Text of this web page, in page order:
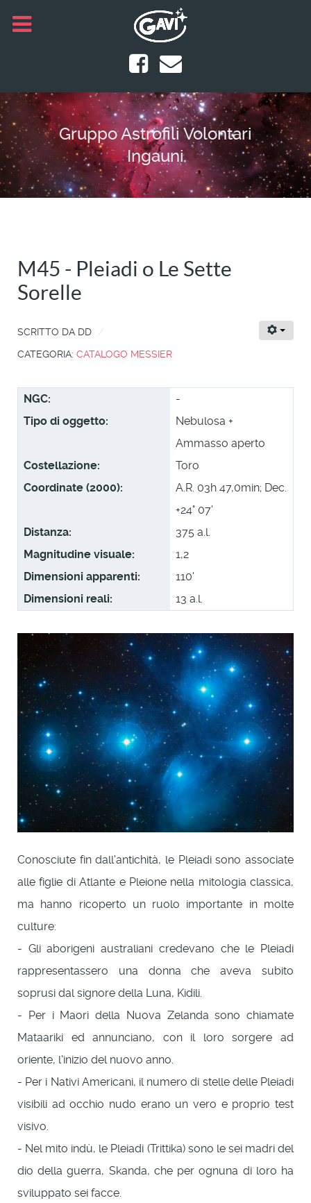
Gruppo Astrofili Volontari
Ingauni
M45 - Pleiadi o Le Sette
Sorelle
SCRITTO DA DD
CATEGORIA: CATALOGO MESSIER
NGC:
-
Tipo di oggetto:
Nebulosa +
Ammasso aperto
Costellazione:
Toro
Coordinate (2000):
A.R. 03h 47,0min; Dec.
+24° 07'
Distanza:
375 a.l.
Magnitudine visuale:
1,2
Dimensioni apparenti:
110'
Dimensioni reali:
13 a.l.
Conosciute fin dall'antichità, le Pleiadi sono associate
alle figlie di Atlante e Pleione nella mitologia classica,
ma hanno ricoperto un ruolo importante in molte
culture:
- Gli aborigeni australiani credevano che le Pleiadi
rappresentassero una donna che aveva subito
soprusi dal signore della Luna, Kidili.
- Per i Maori della Nuova Zelanda sono chiamate
Mataariki ed annunciano, con il loro sorgere ad
oriente, l'inizio del nuovo anno.
- Per i Nativi Americani, il numero di stelle delle Pleiadi
visibili ad occhio nudo erano un vero e proprio test
visivo.
- Nel mito indù, le Pleiadi (Trittika) sono le sei madri del
dio della guerra, Skanda, che per ognuna di loro ha
sviluppato sei facce.